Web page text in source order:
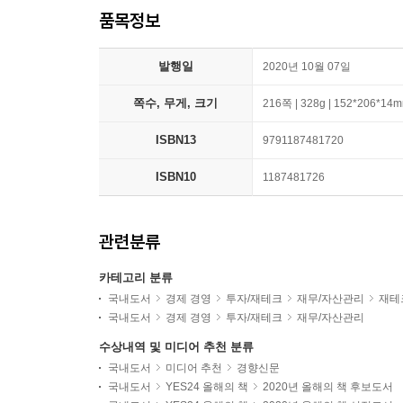
품목정보
발행일 2020년 10월 07일
쪽수, 무게, 크기 216쪽 | 328g |
ISBN13 9791187481720
ISBN10 1187481726
관련분류
카테고리 분류
국내도서 경제 경영 투자/재테크 재무/자산관리
재테
국내도서
경제 경영 투자/재테크 재무/자산관리
수상내역 및 미디어 추천 분류
국내도서 미디어 추천
경향신문
국내도서
YES24 올해의 책
2020년 올해의 책 후보도서